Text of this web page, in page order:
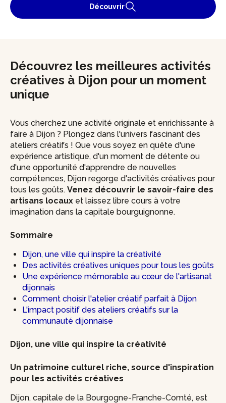
Découvrir
Découvrez les meilleures activités
créatives à Dijon pour un moment
unique
Vous cherchez une activité originale et enrichissante à
faire à Dijon ? Plongez dans l'univers fascinant des
ateliers créatifs ! Que vous soyez en quête d'une
expérience artistique, d'un moment de détente ou
d'une opportunité d'apprendre de nouvelles
compétences, Dijon regorge d'activités créatives pour
tous les goûts. Venez découvrir le savoir-faire des
artisans locaux et laissez libre cours à votre
imagination dans la capitale bourguignonne.
Sommaire
Dijon, une ville qui inspire la créativité
Des activités créatives uniques pour tous les goûts
Une expérience mémorable au cœur de l'artisanat
dijonnais
Comment choisir l'atelier créatif parfait à Dijon
L'impact positif des ateliers créatifs sur la
communauté dijonnaise
Dijon, une ville qui inspire la créativité
Un patrimoine culturel riche, source d'inspiration
pour les activités créatives
Dijon, capitale de la Bourgogne-Franche-Comté, est